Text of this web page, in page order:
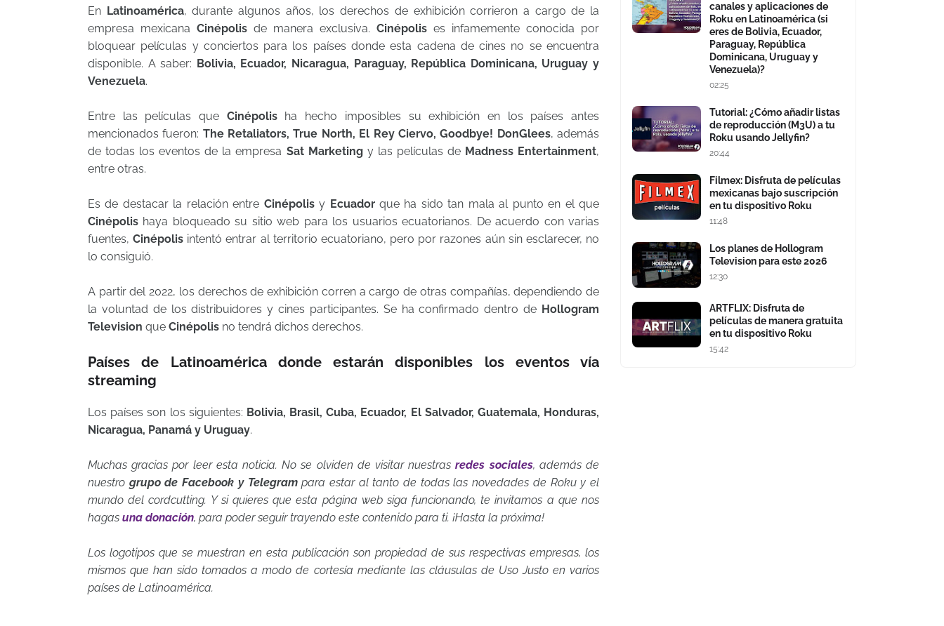
En Latinoamérica, durante algunos años, los derechos de exhibición corrieron a cargo de la
empresa mexicana Cinépolis de manera exclusiva. Cinépolis es infamemente conocida por
bloquear películas y conciertos para los países donde esta cadena de cines no se encuentra
disponible. A saber: Bolivia, Ecuador, Nicaragua, Paraguay, República Dominicana, Uruguay y
Venezuela.
Entre las películas que Cinépolisha hecho imposibles su exhibición en los países antes
mencionados fueron: The Retaliators, True North, El Rey Ciervo, Goodbye! DonGlees, además
de todas los eventos de la empresa Sat Marketingy las películas de Madness Entertainment,
entre otras.
Es de destacar la relación entre Cinépolisy Ecuadorque ha sido tan mala al punto en el que
Cinépolis haya bloqueado su sitio web para los usuarios ecuatorianos. De acuerdo con varias
fuentes,Cinépolis intentó entrar al territorio ecuatoriano, pero por razones aún sin esclarecer, no
lo consiguió.
A partir del 2022, los derechos de exhibición corren a cargo de otras compañías, dependiendo de
la voluntad de los distribuidores y cines participantes. Se ha confirmado dentro de Hollogram
Television que Cinépolis no tendrá dichos derechos.
Países de Latinoamérica donde estarán disponibles los eventos vía
streaming
Los países son los siguientes: Bolivia, Brasil, Cuba, Ecuador, El Salvador, Guatemala, Honduras,
Nicaragua, Panamá y Uruguay.
Muchas gracias por leer esta noticia. No se olviden de visitar nuestrasredes sociales, además de
nuestro grupo de Facebook y Telegrampara estar al tanto de todas las novedades de Roku y el
mundo del cordcutting. Y si quieres que esta página web siga funcionando, te invitamos a que nos
hagas una donación, para poder seguir trayendo este contenido para ti. ¡Hasta la próxima!
Los logotipos que se muestran en esta publicación son propiedad de sus respectivas empresas, los
mismos que han sido tomados a modo de cortesía mediante las cláusulas de Uso Justo en varios
países de Latinoamérica.
canales y aplicaciones de
Roku en Latinoamérica (si
eres de Bolivia, Ecuador,
Paraguay, República
Dominicana, Uruguay y
Venezuela)?
02:25
Tutorial: ¿Cómo añadir listas
de reproducción (M3U) a tu
Roku usando Jellyfin?
20:44
Filmex: Disfruta de películas
mexicanas bajo suscripción
en tu dispositivo Roku
11:48
Los planes de Hollogram
Television para este 2026
12:30
ARTFLIX: Disfruta de
películas de manera gratuita
en tu dispositivo Roku
15:42